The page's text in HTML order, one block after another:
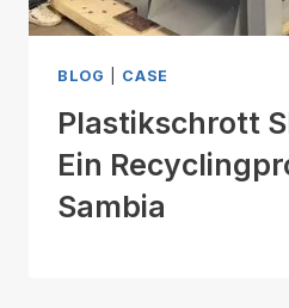
BLOG CASE
Plastikschrott
Ein
Sambia